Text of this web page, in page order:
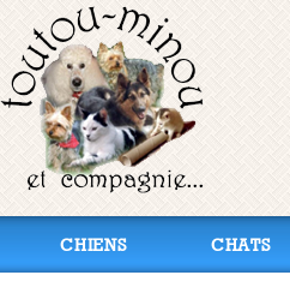
CHIENS CHATS